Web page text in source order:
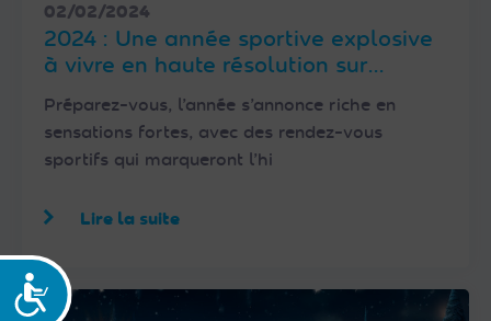
Accessibilité
02/02/2024
2024 : Une année sportive explosive
à vivre en haute résolution sur
Préparez-vous, l’année s’annonce riche en
sensations fortes, avec des rendez-vous
sportifs qui marqueront l’hi
Lire la suite